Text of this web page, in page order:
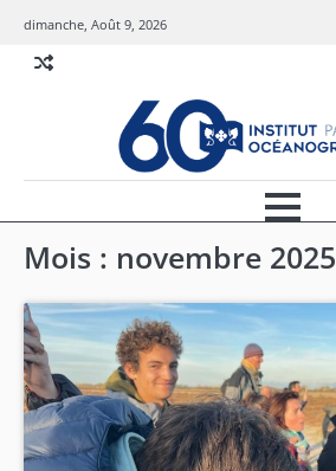
content
dimanche, Août 9, 2026
Mois : novembre 2025